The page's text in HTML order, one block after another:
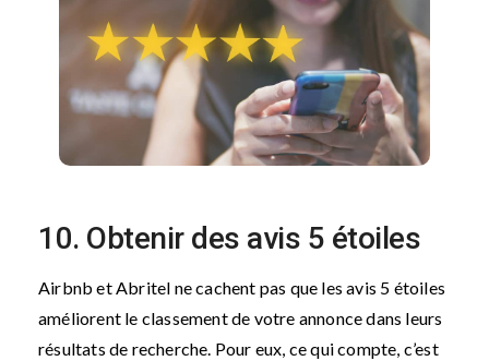
10. Obtenir des avis 5 étoiles
Airbnb et Abritel ne cachent pas que les avis 5 étoiles
améliorent le classement de votre annonce dans leurs
résultats de recherche. Pour eux, ce qui compte, c’est